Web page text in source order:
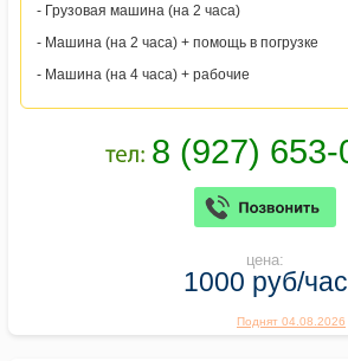
Поднят 04.08.2026
- Грузовая машина (на 2 часа)
- Машина (на 2 часа) + помощь в погрузке
- Машина (на 4 часа) + рабочие
цена:
1000 руб/час